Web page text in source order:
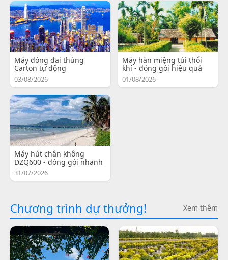
Máy đóng đai thùng
Carton tự động
03/08/2026
Máy hàn miệng túi thổi
khí - đóng gói hiệu quả
01/08/2026
Máy hút chân không
DZQ600 - đóng gói nhanh
31/07/2026
Chương trình dự thưởng! Xem thêm